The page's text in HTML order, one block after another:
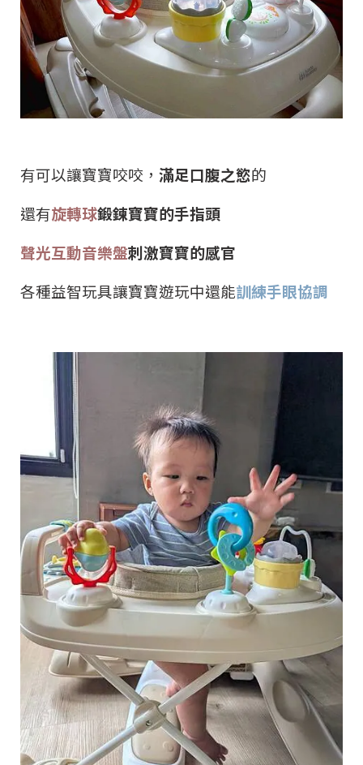
有可以讓寶寶咬咬， 滿足口腹之慾的
還有旋轉球鍛鍊寶寶的手指頭
聲光互動音樂盤刺激寶寶的感官
各種益智玩具讓寶寶遊玩中還能訓練手眼協調